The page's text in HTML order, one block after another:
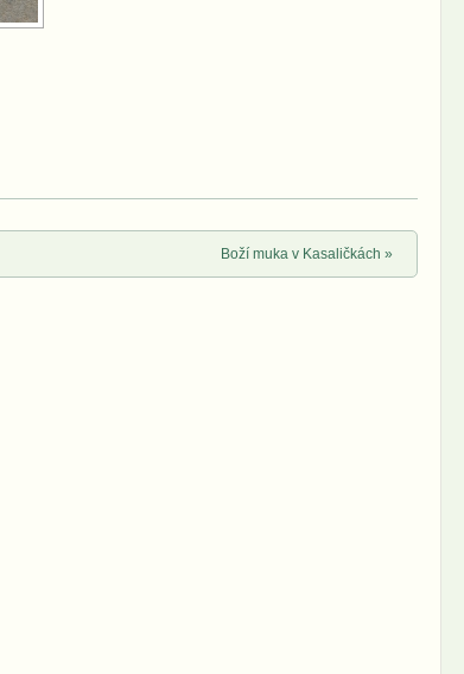
Boží muka v Kasaličkách »